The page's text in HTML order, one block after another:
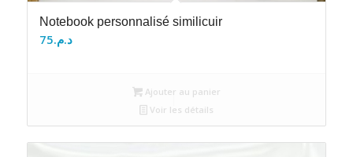
Notebook personnalisé similicuir
د.م.75
Ajouter au panier
Voir les détails